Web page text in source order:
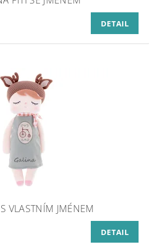
DETAIL
VLASTNÍM JMÉNEM
DETAIL